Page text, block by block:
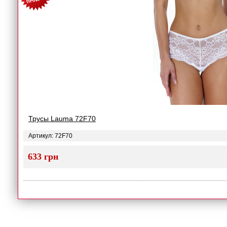
Трусы Lauma 72F70
Артикул: 72F70
633 грн